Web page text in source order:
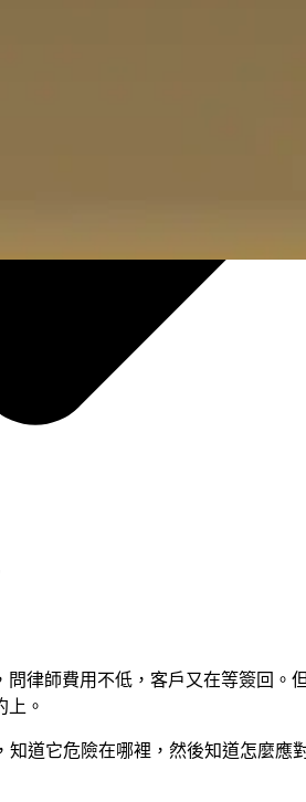
律師費用不低，客戶又在等簽回
上。
道它危險在哪裡，然後知道怎麼應